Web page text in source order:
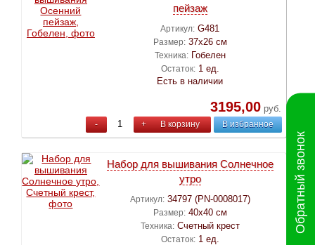
пейзаж
Артикул: G481
Размер: 37х26 см
Техника: Гобелен
Остаток: 1 ед.
Есть в наличии
3195,00руб.
- + В корзину В избранное
Набор для вышивания Cолнечное
утро
Артикул: 34797 (PN-0008017)
Размер: 40х40 см
Техника: Счетный крест
Остаток: 1 ед.
Обратный звонок